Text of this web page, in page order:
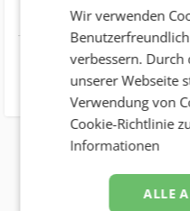
Website http://
Wir verwenden
verbessern.
unserer Webseite
Verwendung von
Cookie-Richtlinie
Informationen
ALLE